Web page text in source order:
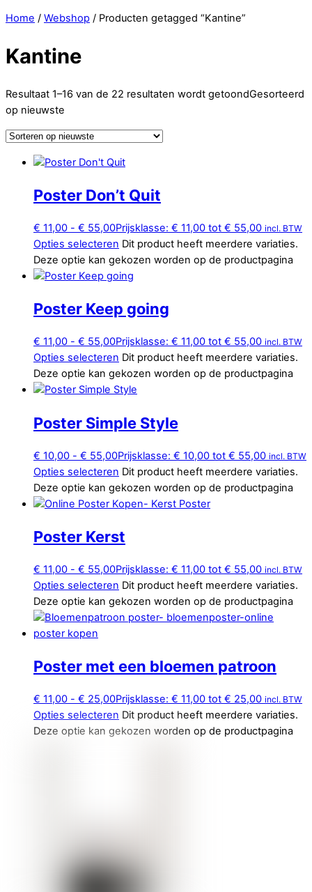
Home / Webshop / Producten getagged “Kantine”
Kantine
Resultaat 1–16 van de 22 resultaten wordt getoondGesorteerd
op nieuwste
Poster Don’t Quit
€ 11,00 - € 55,00Prijsklasse: € 11,00 tot € 55,00 incl. BTW
Opties selecteren Dit product heeft meerdere variaties.
Deze optie kan gekozen worden op de productpagina
Poster Keep going
€ 11,00 - € 55,00Prijsklasse: € 11,00 tot € 55,00 incl. BTW
Opties selecteren Dit product heeft meerdere variaties.
Deze optie kan gekozen worden op de productpagina
Poster Simple Style
€ 10,00 - € 55,00Prijsklasse: € 10,00 tot € 55,00 incl. BTW
Opties selecteren Dit product heeft meerdere variaties.
Deze optie kan gekozen worden op de productpagina
Poster Kerst
€ 11,00 - € 55,00Prijsklasse: € 11,00 tot € 55,00 incl. BTW
Opties selecteren Dit product heeft meerdere variaties.
Deze optie kan gekozen worden op de productpagina
Poster met een bloemen patroon
€ 11,00 - € 25,00Prijsklasse: € 11,00 tot € 25,00 incl. BTW
Opties selecteren Dit product heeft meerdere variaties.
Deze optie kan gekozen worden op de productpagina